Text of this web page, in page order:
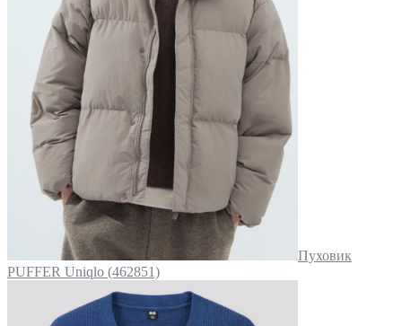
Пуховик
PUFFER Uniqlo (462851)